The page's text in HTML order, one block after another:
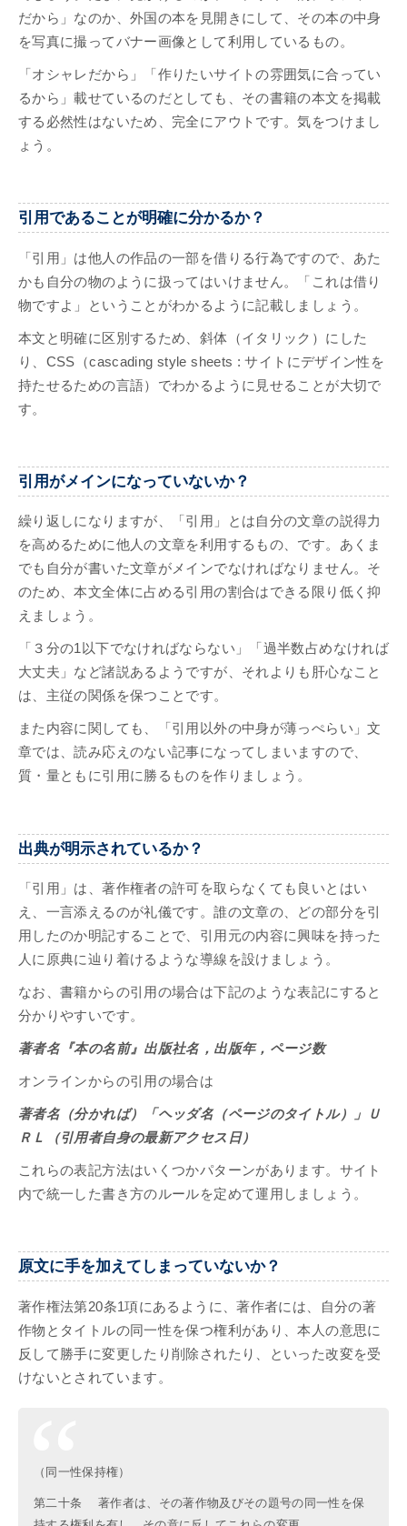
だから」なのか、外国の本を見開きにして、その本の中身
を写真に撮ってバナー画像として利用しているもの。
「オシャレだから」「作りたいサイトの雰囲気に合ってい
るから」載せているのだとしても、その書籍の本文を掲載
する必然性はないため、完全にアウトです。気をつけまし
ょう。
引用であることが明確に分かるか？
「引用」は他人の作品の一部を借りる行為ですので、あた
かも自分の物のように扱ってはいけません。「これは借り
物ですよ」ということがわかるように記載しましょう。
本文と明確に区別するため、斜体（イタリック）にした
り、CSS（cascading style sheets : サイトにデザイン性を
持たせるための言語）でわかるように見せることが大切で
す。
引用がメインになっていないか？
繰り返しになりますが、「引用」とは自分の文章の説得力
を高めるために他人の文章を利用するもの、です。あくま
でも自分が書いた文章がメインでなければなりません。そ
のため、本文全体に占める引用の割合はできる限り低く抑
えましょう。
「３分の1以下でなければならない」「過半数占めなければ
大丈夫」など諸説あるようですが、それよりも肝心なこと
は、主従の関係を保つことです。
また内容に関しても、「引用以外の中身が薄っぺらい」文
章では、読み応えのない記事になってしまいますので、
質・量ともに引用に勝るものを作りましょう。
出典が明示されているか？
「引用」は、著作権者の許可を取らなくても良いとはい
え、一言添えるのが礼儀です。誰の文章の、どの部分を引
用したのか明記することで、引用元の内容に興味を持った
人に原典に辿り着けるような導線を設けましょう。
なお、書籍からの引用の場合は下記のような表記にすると
分かりやすいです。
著者名『本の名前』出版社名，出版年，ページ数
オンラインからの引用の場合は
著者名（分かれば）「ヘッダ名（ページのタイトル）」Ｕ
ＲＬ（引用者自身の最新アクセス日）
これらの表記方法はいくつかパターンがあります。サイト
内で統一した書き方のルールを定めて運用しましょう。
原文に手を加えてしまっていないか？
著作権法第20条1項にあるように、著作者には、自分の著
作物とタイトルの同一性を保つ権利があり、本人の意思に
反して勝手に変更したり削除されたり、といった改変を受
けないとされています。
（同一性保持権）
第二十条 著作者は、その著作物及びその題号の同一性を保